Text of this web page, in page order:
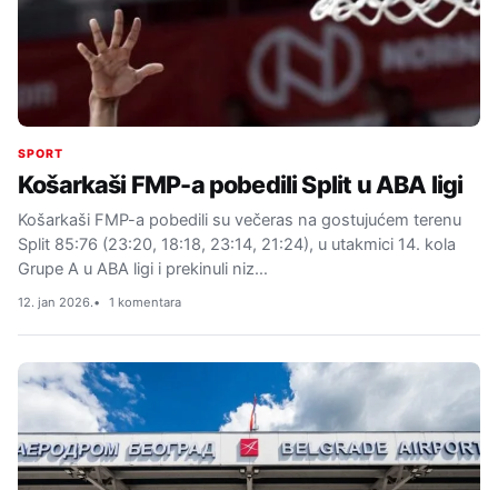
SPORT
Košarkaši FMP-a pobedili Split u ABA ligi
Košarkaši FMP-a pobedili su večeras na gostujućem terenu
Split 85:76 (23:20, 18:18, 23:14, 21:24), u utakmici 14. kola
Grupe A u ABA ligi i prekinuli niz…
12. jan 2026. 1 komentara